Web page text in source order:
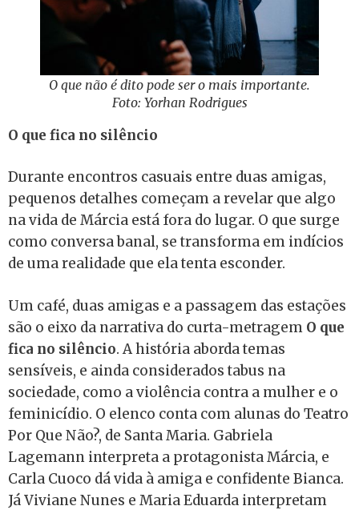
O que não é dito pode ser o mais importante.
Foto: Yorhan Rodrigues
O que fica no silêncio
Durante encontros casuais entre duas amigas,
pequenos detalhes começam a revelar que algo
na vida de Márcia está fora do lugar. O que surge
como conversa banal, se transforma em indícios
de uma realidade que ela tenta esconder.
Um café, duas amigas e a passagem das estações
são o eixo da narrativa do curta-metragem O que
fica no silêncio. A história aborda temas
sensíveis, e ainda considerados tabus na
sociedade, como a violência contra a mulher e o
feminicídio. O elenco conta com alunas do Teatro
Por Que Não?, de Santa Maria. Gabriela
Lagemann interpreta a protagonista Márcia, e
Carla Cuoco dá vida à amiga e confidente Bianca.
Já Viviane Nunes e Maria Eduarda interpretam